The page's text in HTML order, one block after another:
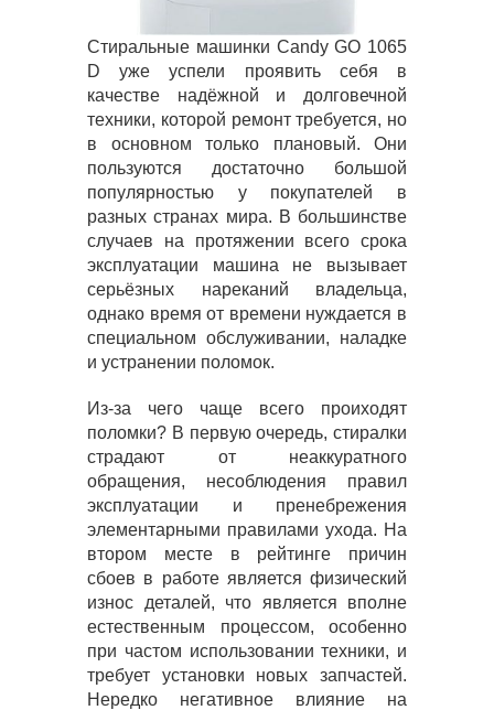
Стиральные машинки Candy GO 1065
D уже успели проявить себя в
качестве надёжной и долговечной
техники, которой ремонт требуется, но
в основном только плановый. Они
пользуются достаточно большой
популярностью у покупателей в
разных странах мира. В большинстве
случаев на протяжении всего срока
эксплуатации машина не вызывает
серьёзных нареканий владельца,
однако время от времени нуждается в
специальном обслуживании, наладке
и устранении поломок.
Из-за чего чаще всего проиходят
поломки? В первую очередь, стиралки
страдают от неаккуратного
обращения, несоблюдения правил
эксплуатации и пренебрежения
элементарными правилами ухода. На
втором месте в рейтинге причин
сбоев в работе является физический
износ деталей, что является вполне
естественным процессом, особенно
при частом использовании техники, и
требует установки новых запчастей.
Нередко негативное влияние на